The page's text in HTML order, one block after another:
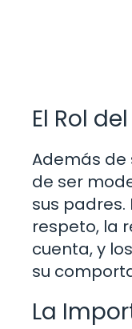
El Rol
Además de
de ser
sus
respeto, la
cuenta, y
su
La